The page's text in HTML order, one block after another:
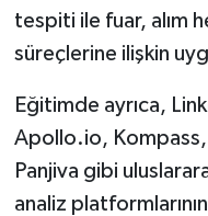
tespiti ile fuar, alım
süreçlerine ilişkin
Eğitimde ayrıca,
Apollo.io,
Panjiva gibi
analiz